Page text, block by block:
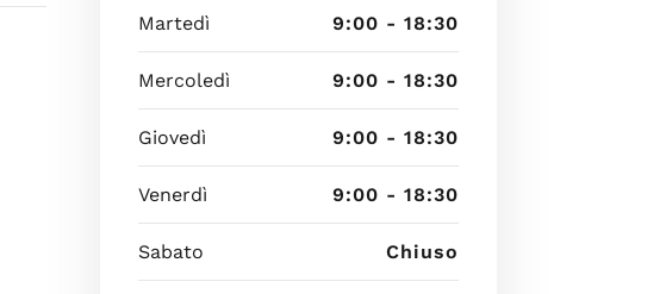
Martedì 9:00 - 18:30
Mercoledì 9:00 - 18:30
Giovedì 9:00 - 18:30
Venerdì 9:00 - 18:30
Sabato Chiuso